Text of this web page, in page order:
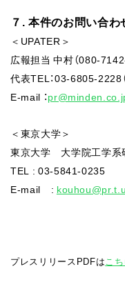
７. 本件のお問い合わ
＜UPATER＞
広報担当 中村（080-
代表TEL：03-6805-2228
E-mail ：
＜東京大学＞
東京大学 大学院工学
TEL : 03-5841-0235
E-mail :
プレスリリースPDFは こ